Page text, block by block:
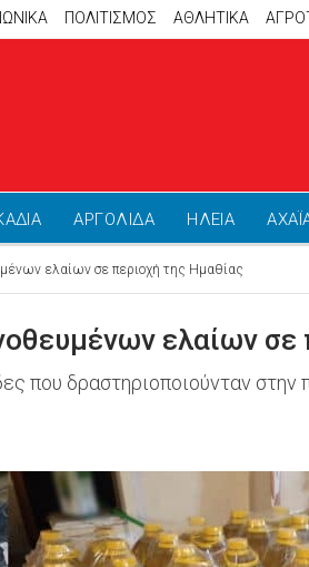
ΠΟΛΙΤΙΣΜΟΣ ΑΘΛΗΤΙΚΆ
ΑΡΓΟΛΙΔΑ ΗΛΕΙΑ
ελαίων σε περιοχή της Ημαθίας
ελαίων
που δραστηριοποιούνταν στην